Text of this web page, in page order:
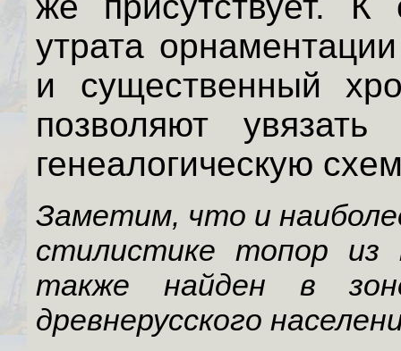
утрата
и существенный
позволяют
генеалогическую
Заметим, что и
стилистике топор из
также найден в
древнерусского